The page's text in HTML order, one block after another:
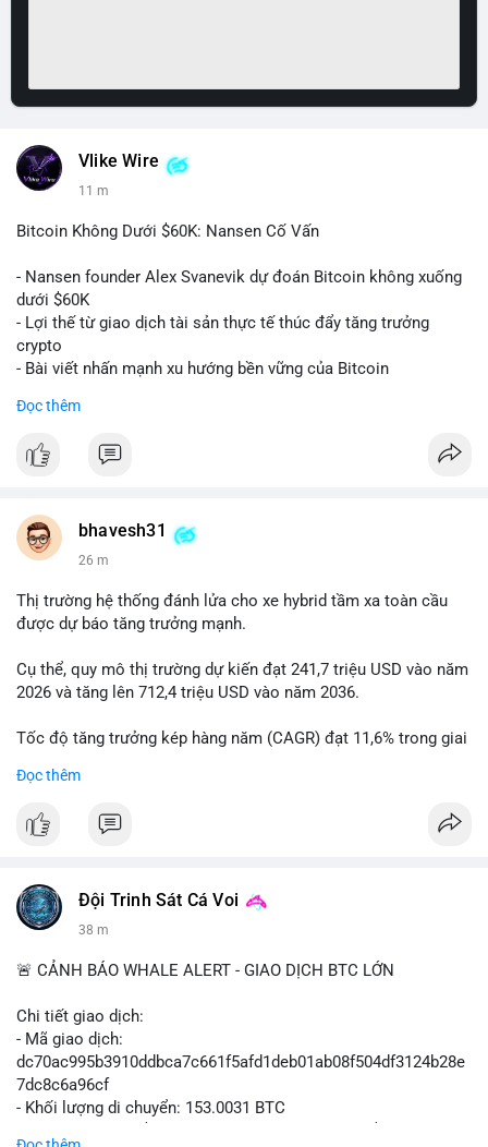
Vlike Wire
11 m
Bitcoin Không Dưới $60K: Nansen Cố Vấn
- Nansen founder Alex Svanevik dự đoán Bitcoin không xuống
dưới $60K
- Lợi thế từ giao dịch tài sản thực tế thúc đẩy tăng trưởng
crypto
- Bài viết nhấn mạnh xu hướng bền vững của Bitcoin
$btc#btc
#vlikevn #titanbot
Đọc thêm
bhavesh31
26 m
Thị trường hệ thống đánh lửa cho xe hybrid tầm xa toàn cầu
được dự báo tăng trưởng mạnh.
Cụ thể, quy mô thị trường dự kiến đạt 241,7 triệu USD vào năm
2026 và tăng lên 712,4 triệu USD vào năm 2036.
Tốc độ tăng trưởng kép hàng năm (CAGR) đạt 11,6% trong giai
vực công nghệ ô tô xanh.
Đọc thêm
Đội Trinh Sát Cá Voi
38 m
🚨 CẢNH BÁO WHALE ALERT - GIAO DỊCH BTC LỚN
Chi tiết giao dịch:
- Mã giao dịch:
dc70ac995b3910ddbca7c661f5afd1deb01ab08f504df3124b28e
7dc8c6a96cf
- Khối lượng di chuyển: 153.0031 BTC